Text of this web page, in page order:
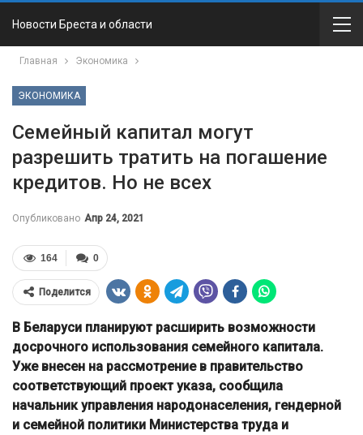
Новости Бреста и области
Главная Экономика
ЭКОНОМИКА
Семейный капитал могут
разрешить тратить на погашение
кредитов. Но не всех
Опубликовано Апр 24, 2021
0
164
Поделится
В Беларуси планируют расширить возможности
досрочного использования семейного капитала.
Уже внесен на рассмотрение в правительство
соответствующий проект указа, сообщила
начальник управления народонаселения, гендерной
и семейной политики Министерства труда и